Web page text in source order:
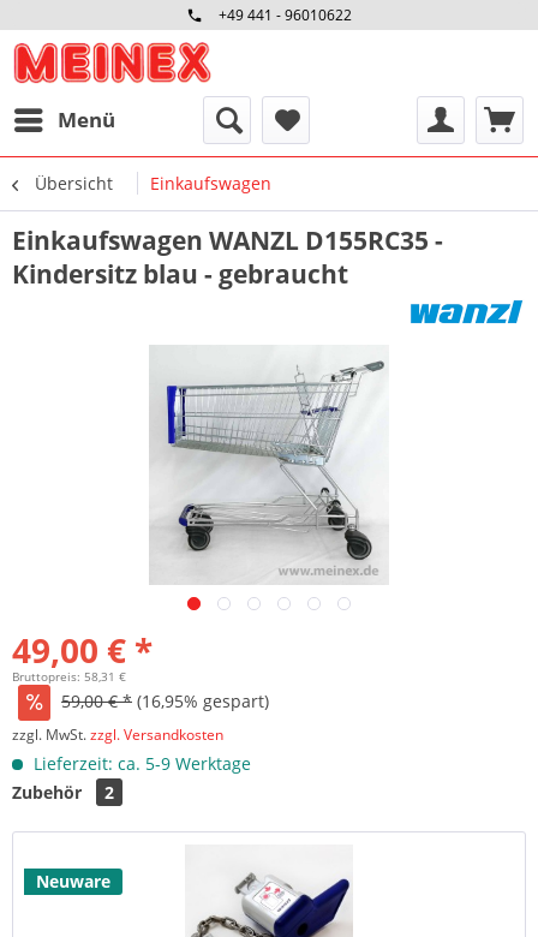
+49 441 - 96010622
Menü
Übersicht Einkaufswagen
Einkaufswagen WANZL D155RC35 -
Kindersitz blau - gebraucht
49,00 € *
Bruttopreis: 58,31 €
59,00 € * (16,95% gespart)
zzgl. MwSt.zzgl. Versandkosten
Lieferzeit: ca. 5-9 Werktage
Zubehör
2
Neuware